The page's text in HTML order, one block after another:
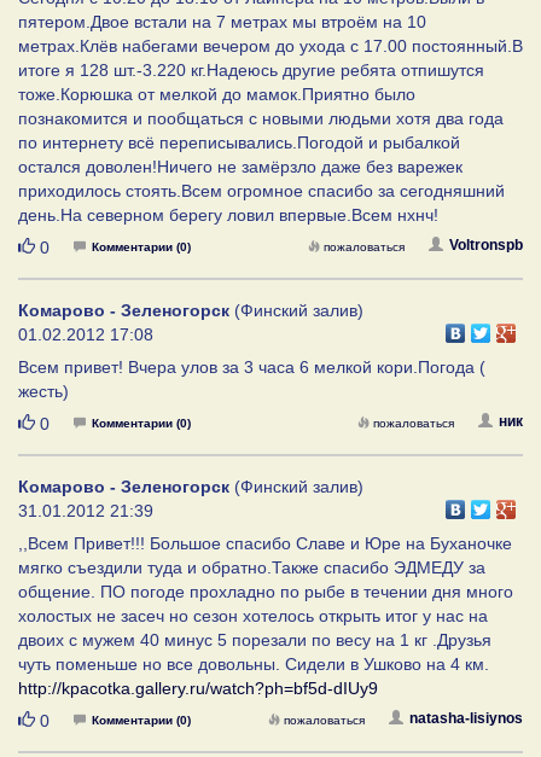
пятером.Двое встали на 7 метрах мы втроём на 10
метрах.Клёв набегами вечером до ухода с 17.00 постоянный.В
итоге я 128 шт.-3.220 кг.Надеюсь другие ребята отпишутся
тоже.Корюшка от мелкой до мамок.Приятно было
познакомится и пообщаться с новыми людьми хотя два года
по интернету всё переписывались.Погодой и рыбалкой
остался доволен!Ничего не замёрзло даже без варежек
приходилось стоять.Всем огромное спасибо за сегодняшний
день.На северном берегу ловил впервые.Всем нхнч!
Нравится
0 Комментарии (0) Voltronspb
пожаловаться
Комарово - Зеленогорск (Финский залив)
01.02.2012 17:08
Всем привет! Вчера улов за 3 часа 6 мелкой кори.Погода (
жесть)
Нравится
0 Комментарии (0) ник
пожаловаться
Комарово - Зеленогорск (Финский залив)
31.01.2012 21:39
,,Всем Привет!!! Большое спасибо Славе и Юре на Буханочке
мягко съездили туда и обратно.Также спасибо ЭДМЕДУ за
общение. ПО погоде прохладно по рыбе в течении дня много
холостых не засеч но сезон хотелось открыть итог у нас на
двоих с мужем 40 минус 5 порезали по весу на 1 кг .Друзья
чуть поменьше но все довольны. Сидели в Ушково на 4 км.
http://kpacotka.gallery.ru/watch?ph=bf5d-dIUy9
Нравится
0 Комментарии (0) natasha-lisiynos
пожаловаться